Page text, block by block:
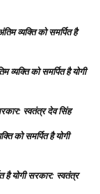
व्यक्ति को समर्पित है
व्यक्ति को समर्पित है योगी
स्वतंत्र देव सिंह
को समर्पित है योगी
है योगी सरकार: स्वतंत्र